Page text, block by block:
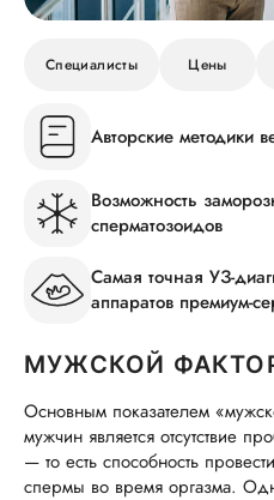
Специалисты Цены
Авторские методики
Возможность
сперматозоидов
Самая точная УЗ-
аппаратов премиум-
МУЖСКОЙ
Основным показателем
мужчин является отсутствие
— то есть способность
спермы во время оргазма.